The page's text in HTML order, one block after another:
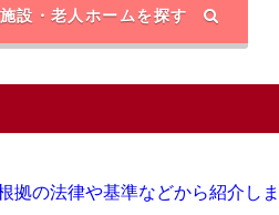
設・老人ホームを探す
拠の法律や基準などから紹介しま